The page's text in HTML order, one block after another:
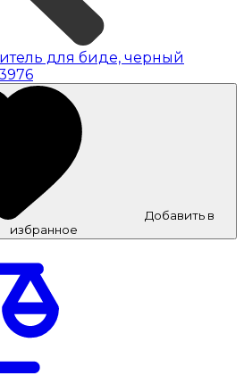
Добавить в
избранное